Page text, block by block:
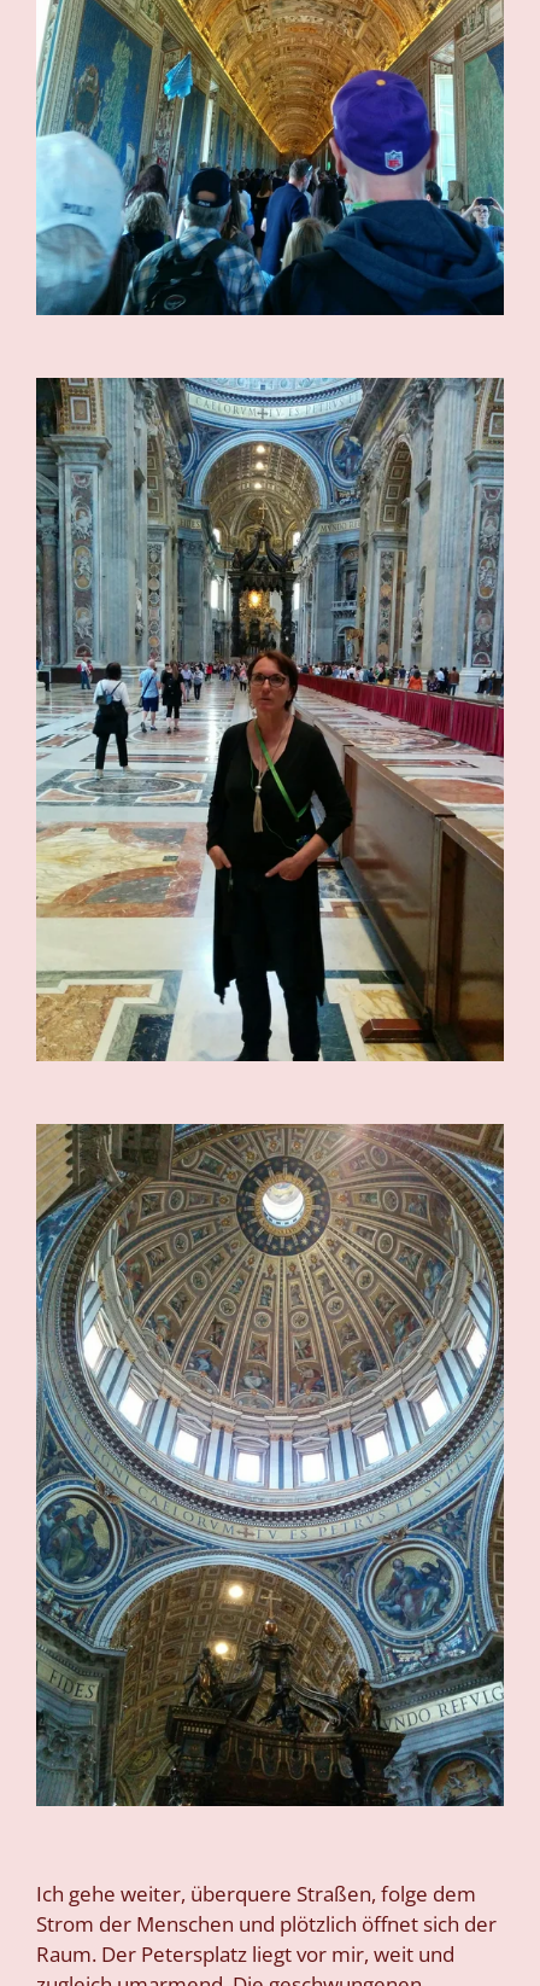
Ich gehe weiter, überquere Straßen, folge dem
Strom der Menschen und plötzlich öffnet sich der
Raum. Der Petersplatz liegt vor mir, weit und